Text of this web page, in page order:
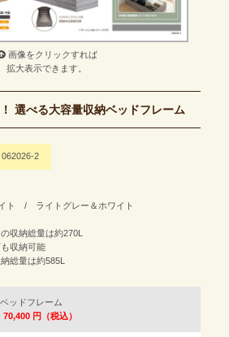
画像をクリックすれば
拡大表示できます。
選べる大容量収納ベッドフレーム
2
ト / ライトグレー＆ホワイト
収納総量は約270L
収納可能
総量は約585L
ッドフレーム
円（税込）